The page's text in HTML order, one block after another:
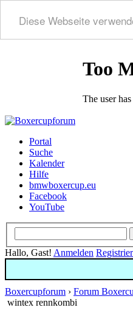
Diese Webseite
Portal
Suche
Kalender
Hilfe
bmwboxercup.eu
Facebook
YouTube
Hallo, Gast! Anmelden
Boxercupforum › Forum
wintex rennkombi